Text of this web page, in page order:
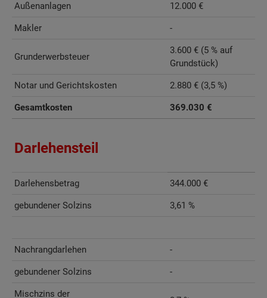
Außenanlagen 12.000 €
Makler -
Grunderwerbsteuer
3.600 € (5 % auf
Grundstück)
Notar und Gerichtskosten 2.880 € (3,5 %)
Gesamtkosten 369.030 €
Darlehensteil
Darlehensbetrag 344.000 €
gebundener Solzins 3,61 %
Nachrangdarlehen -
gebundener Solzins -
Mischzins der